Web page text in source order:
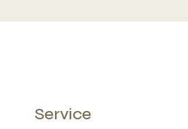
Service